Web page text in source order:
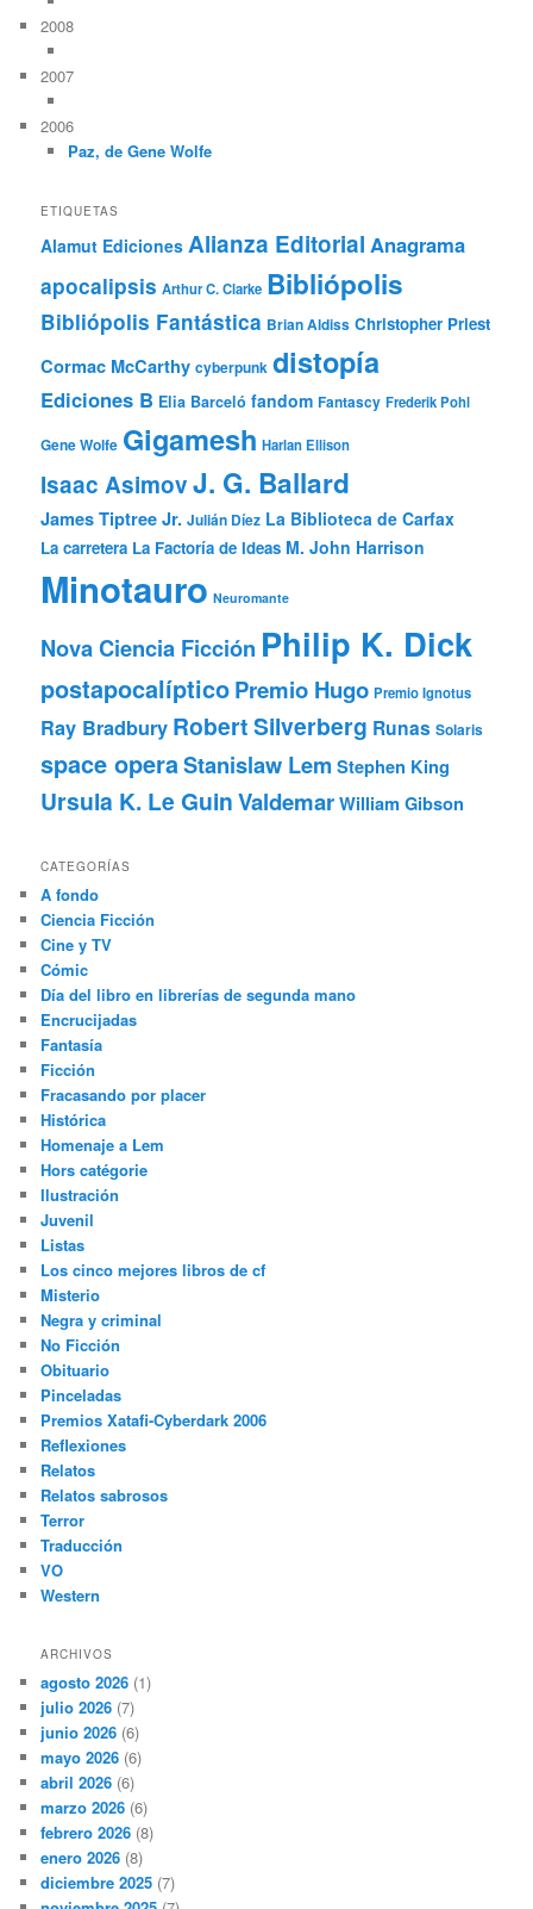
2008
2007
2006
Paz, de Gene Wolfe
ETIQUETAS
Alamut Ediciones Alianza Editorial Anagrama
apocalipsis Arthur C. Clarke Bibliópolis
Bibliópolis Fantástica Brian Aldiss Christopher Priest
Cormac McCarthy cyberpunk distopía
Ediciones B Elia Barceló fandom Fantascy Frederik Pohl
Gene Wolfe Gigamesh Harlan Ellison
Isaac AsimovJ. G. Ballard
James Tiptree Jr. Julián Díez La Biblioteca de Carfax
La carretera La Factoría de Ideas M. John Harrison
Minotauro Neuromante
Nova Ciencia Ficción Philip K. Dick
postapocalípticoPremio Hugo Premio Ignotus
Ray Bradbury Robert Silverberg Runas Solaris
space operaStanislaw Lem Stephen King
Ursula K. Le GuinValdemarWilliam Gibson
CATEGORÍAS
A fondo
Ciencia Ficción
Cine y TV
Cómic
Día del libro en librerías de segunda mano
Encrucijadas
Fantasía
Ficción
Fracasando por placer
Histórica
Homenaje a Lem
Hors catégorie
Ilustración
Juvenil
Listas
Los cinco mejores libros de cf
Misterio
Negra y criminal
No Ficción
Obituario
Pinceladas
Premios Xatafi-Cyberdark 2006
Reflexiones
Relatos
Relatos sabrosos
Terror
Traducción
VO
Western
ARCHIVOS
agosto 2026 (1)
julio 2026 (7)
junio 2026 (6)
mayo 2026 (6)
abril 2026 (6)
marzo 2026 (6)
febrero 2026 (8)
enero 2026 (8)
diciembre 2025 (7)